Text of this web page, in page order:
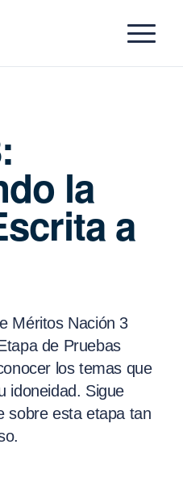
la
a
Méritos Nación 3
de Pruebas
los temas que
idoneidad. Sigue
sobre esta etapa tan